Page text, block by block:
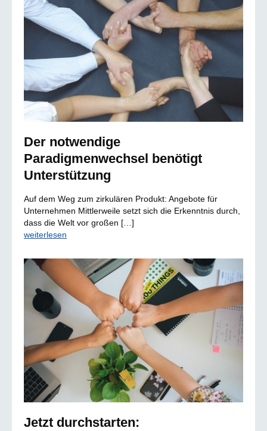
Der notwendige
Paradigmenwechsel benötigt
Unterstützung
Auf dem Weg zum zirkulären Produkt: Angebote für
Unternehmen Mittlerweile setzt sich die Erkenntnis durch,
dass die Welt vor großen […]
weiterlesen
Jetzt durchstarten: